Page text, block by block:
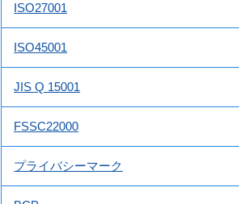
ISO27001
ISO45001
JIS Q 15001
FSSC22000
プライバシーマーク